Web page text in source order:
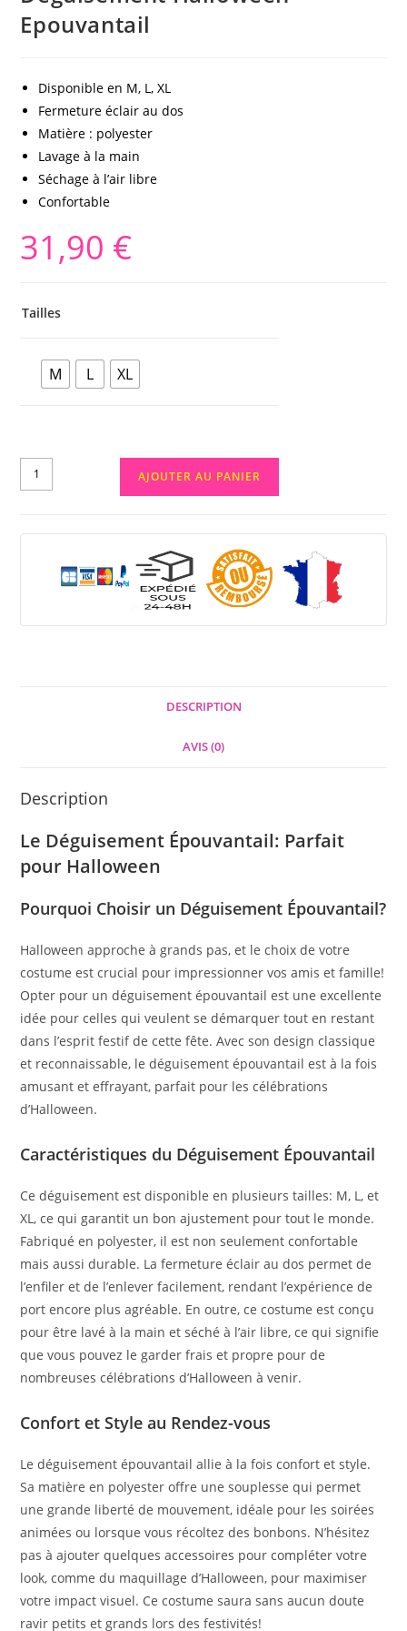
Epouvantail
Disponible en M, L, XL
Fermeture éclair au dos
Matière : polyester
Lavage à la main
Séchage à l’air libre
Confortable
31,90 €
Tailles
M L XL
AJOUTER AU PANIER
DESCRIPTION
AVIS (0)
Description
Le Déguisement Épouvantail: Parfait
pour Halloween
Pourquoi Choisir un Déguisement Épouvantail?
Halloween approche à grands pas, et le choix de votre
costume est crucial pour impressionner vos amis et famille!
Opter pour un déguisement épouvantail est une excellente
idée pour celles qui veulent se démarquer tout en restant
dans l’esprit festif de cette fête. Avec son design classique
et reconnaissable, le déguisement épouvantail est à la fois
amusant et effrayant, parfait pour les célébrations
d’Halloween.
Caractéristiques du Déguisement Épouvantail
Ce déguisement est disponible en plusieurs tailles: M, L, et
XL, ce qui garantit un bon ajustement pour tout le monde.
Fabriqué en polyester, il est non seulement confortable
mais aussi durable. La fermeture éclair au dos permet de
l’enfiler et de l’enlever facilement, rendant l’expérience de
port encore plus agréable. En outre, ce costume est conçu
pour être lavé à la main et séché à l’air libre, ce qui signifie
que vous pouvez le garder frais et propre pour de
nombreuses célébrations d’Halloween à venir.
Confort et Style au Rendez-vous
Le déguisement épouvantail allie à la fois confort et style.
Sa matière en polyester offre une souplesse qui permet
une grande liberté de mouvement, idéale pour les soirées
animées ou lorsque vous récoltez des bonbons. N’hésitez
pas à ajouter quelques accessoires pour compléter votre
look, comme du maquillage d’Halloween, pour maximiser
votre impact visuel. Ce costume saura sans aucun doute
ravir petits et grands lors des festivités!